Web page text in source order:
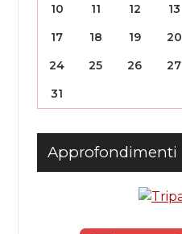
10
11 12 13
17 18 19 20
24
25 26 27
31
Approfondimenti